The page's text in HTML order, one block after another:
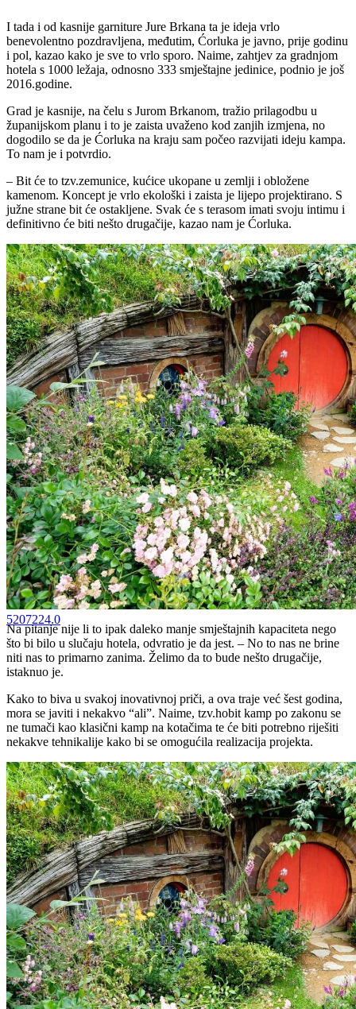
I tada i od kasnije garniture Jure Brkana ta je ideja vrlo
benevolentno pozdravljena, međutim, Ćorluka je javno, prije godinu
i pol, kazao kako je sve to vrlo sporo. Naime, zahtjev za gradnjom
hotela s 1000 ležaja, odnosno 333 smještajne jedinice, podnio je još
2016.godine.
Grad je kasnije, na čelu s Jurom Brkanom, tražio prilagodbu u
županijskom planu i to je zaista uvaženo kod zanjih izmjena, no
dogodilo se da je Ćorluka na kraju sam počeo razvijati ideju kampa.
To nam je i potvrdio.
– Bit će to tzv.zemunice, kućice ukopane u zemlji i obložene
kamenom. Koncept je vrlo ekološki i zaista je lijepo projektirano. S
južne strane bit će ostakljene. Svak će s terasom imati svoju intimu i
definitivno će biti nešto drugačije, kazao nam je Ćorluka.
5207224.0
Na pitanje nije li to ipak daleko manje smještajnih kapaciteta nego
što bi bilo u slučaju hotela, odvratio je da jest. – No to nas ne brine
niti nas to primarno zanima. Želimo da to bude nešto drugačije,
istaknuo je.
Kako to biva u svakoj inovativnoj priči, a ova traje već šest godina,
mora se javiti i nekakvo “ali”. Naime, tzv.hobit kamp po zakonu se
ne tumači kao klasični kamp na kotačima te će biti potrebno riješiti
nekakve tehnikalije kako bi se omogućila realizacija projekta.